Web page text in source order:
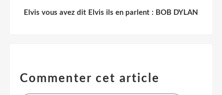
Elvis vous avez dit Elvis ils en parlent : BOB DYLAN
Commenter cet article